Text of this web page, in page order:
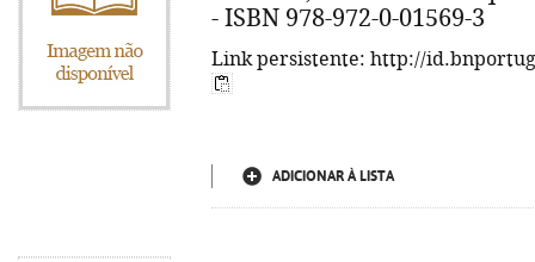
- ISBN 978-972-0-01569-3
Link persistente: http://
ADICIONAR À LISTA